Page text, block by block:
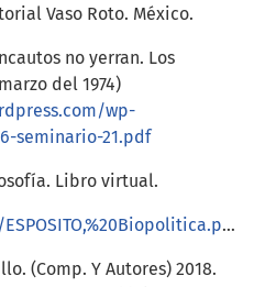
Vaso Roto. México.
no yerran. Los
del 1974)
wp-
seminario-21.pdf
Libro virtual.
https://bcn.gob.ar/uploads/ESPOSITO,%20Biopolitica.pdf
(Comp. Y Autores) 2018.